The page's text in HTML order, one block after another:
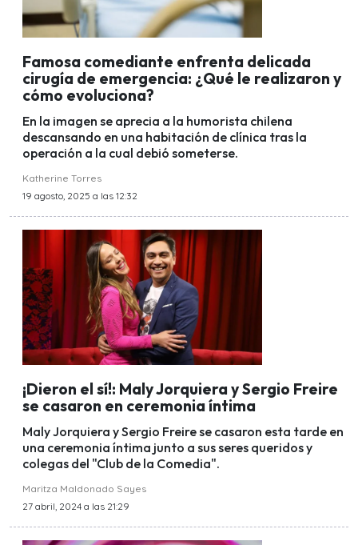
Famosa comediante enfrenta delicada
cirugía de emergencia: ¿Qué le realizaron y
cómo evoluciona?
En la imagen se aprecia a la humorista chilena
descansando en una habitación de clínica tras la
operación a la cual debió someterse.
Katherine Torres
19 agosto, 2025 a las 12:32
¡Dieron el sí!: Maly Jorquiera y Sergio Freire
se casaron en ceremonia íntima
Maly Jorquiera y Sergio Freire se casaron esta tarde en
una ceremonia íntima junto a sus seres queridos y
colegas del "Club de la Comedia".
Maritza Maldonado Sayes
27 abril, 2024 a las 21:29